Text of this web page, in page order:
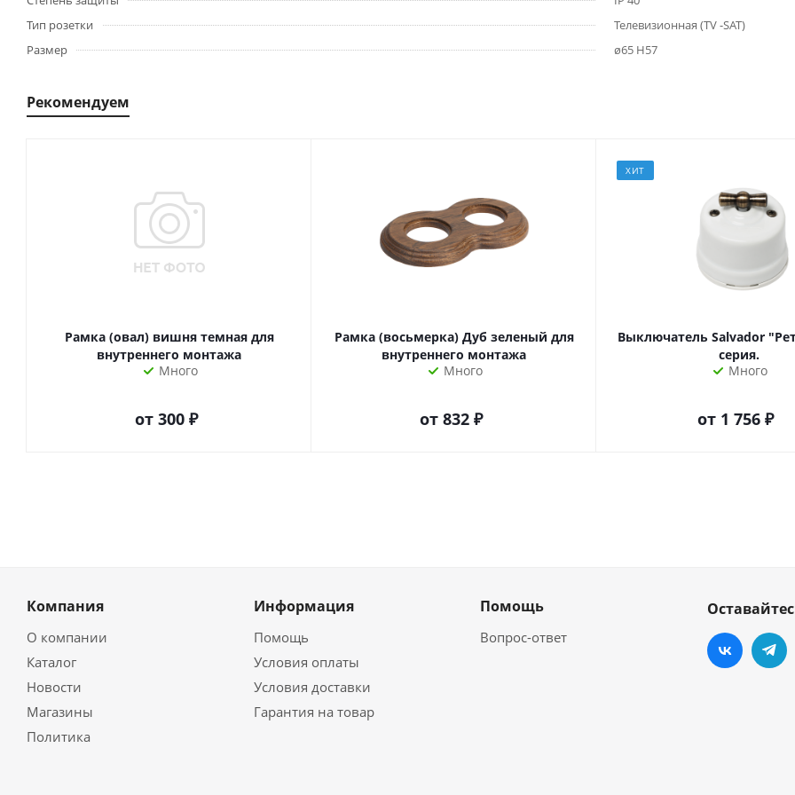
Тип розетки
Телевизионная (TV -SAT)
Размер
ø65 Н57
Рекомендуем
Рамка (овал) вишня темная для
внутреннего монтажа
Много
от 300 ₽
Рамка (восьмерка) Дуб зеленый для
внутреннего монтажа
Много
от 832 ₽
ХИТ
Выключатель Salvador
серия.
Много
от 1 756 ₽
Компания
О компании
Каталог
Новости
Магазины
Политика
Информация
Помощь
Условия оплаты
Условия доставки
Гарантия на товар
Помощь
Вопрос-ответ